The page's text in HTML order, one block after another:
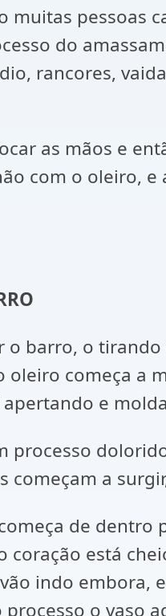
muitas pessoas
do
rancores,
as mãos e
com o oleiro,
o barro, o
oleiro começa a
apertando e
processo
começam a
de dentro
coração está
indo embora,
o vaso